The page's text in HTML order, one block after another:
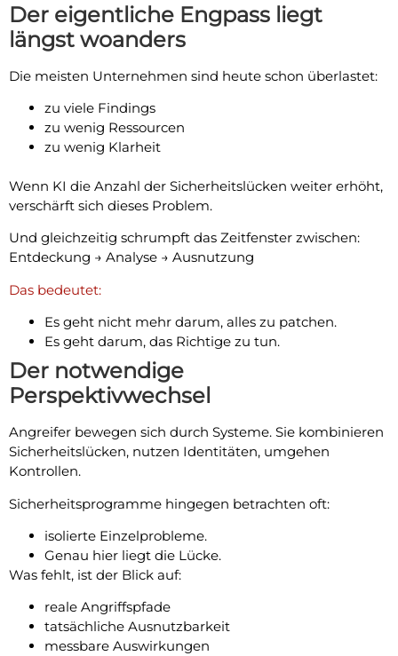
Der eigentliche Engpass liegt
längst woanders
Die meisten Unternehmen sind heute schon überlastet:
zu viele Findings
zu wenig Ressourcen
zu wenig Klarheit
Wenn KI die Anzahl der Sicherheitslücken weiter erhöht,
verschärft sich dieses Problem.
Und gleichzeitig schrumpft das Zeitfenster zwischen:
Entdeckung → Analyse → Ausnutzung
Das bedeutet:
Es geht nicht mehr darum, alles zu patchen.
Es geht darum, das Richtige zu tun.
Der notwendige
Perspektivwechsel
Angreifer bewegen sich durch Systeme. Sie kombinieren
Sicherheitslücken, nutzen Identitäten, umgehen
Kontrollen.
Sicherheitsprogramme hingegen betrachten oft:
isolierte Einzelprobleme.
Genau hier liegt die Lücke.
Was fehlt, ist der Blick auf:
reale Angriffspfade
tatsächliche Ausnutzbarkeit
messbare Auswirkungen